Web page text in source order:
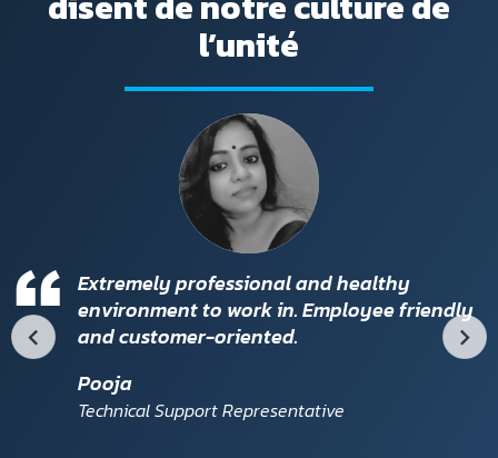
l’unité
Extremely professional and healthy
environment to work in. Employee friendly
and customer-oriented.
Pooja
Technical Support Representative